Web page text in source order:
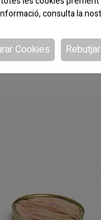
8-10 RO-
consulta la
Cookies